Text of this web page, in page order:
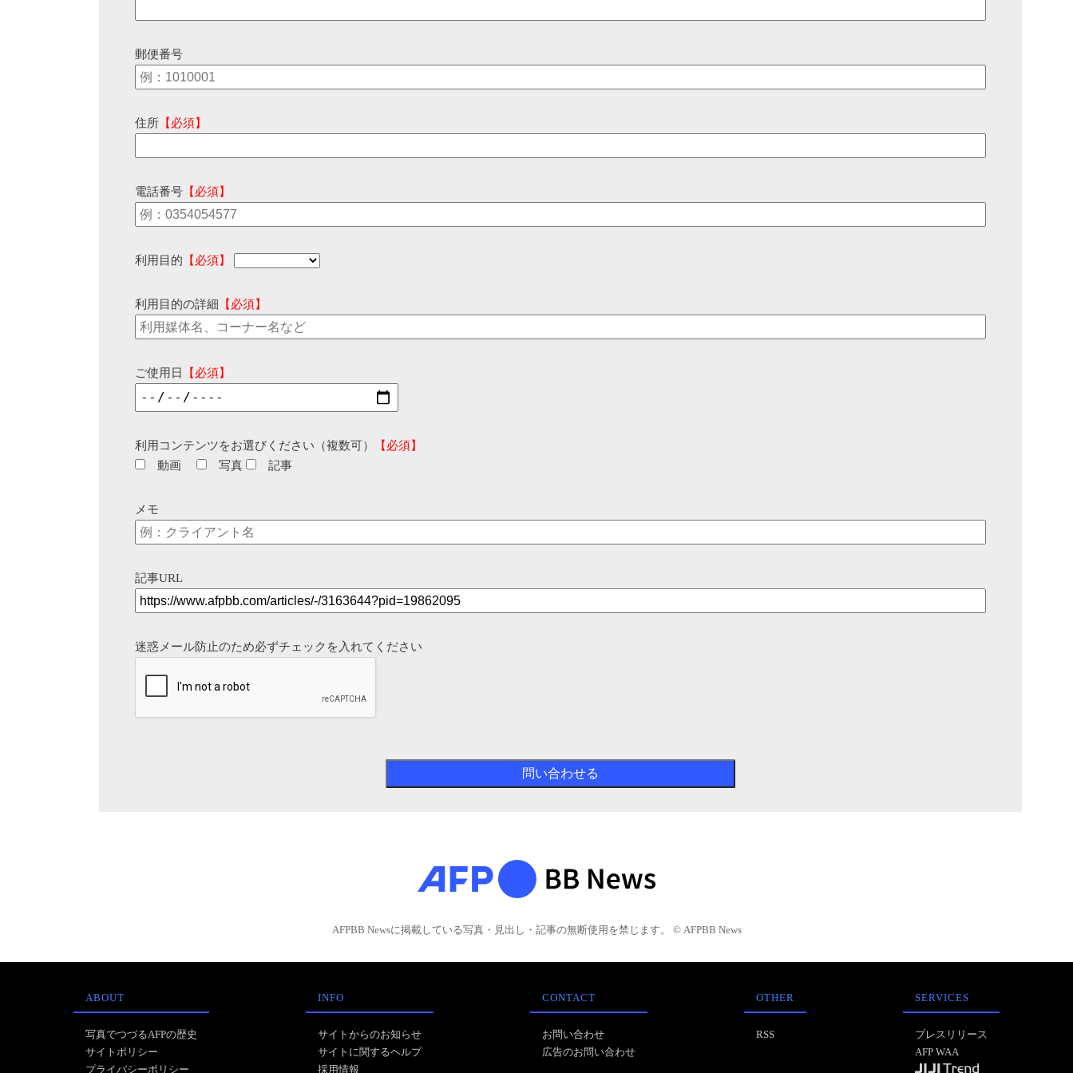
郵便番号
住所 【必須】
電話番号 【必須】
利用目的 【必須】
利用目的の詳細 【必須】
ご使用日 【必須】
利用コンテンツをお選びください（複数可）
【必須】
動画
写真 記事
メモ
記事URL
迷惑メール防止のため必ずチェックを入れてください
AFPBB Newsに掲載している写真・見出し・記事の無断使用を禁じます。 © AFPBB News
ABOUT
写真でつづるAFPの歴史
サイトポリシー
プライバシーポリシー
INFO
サイトからのお知らせ
サイトに関するヘルプ
採用情報
CONTACT
お問い合わせ
広告のお問い合わせ
OTHER
RSS
SERVICES
プレスリリース
AFP WAA